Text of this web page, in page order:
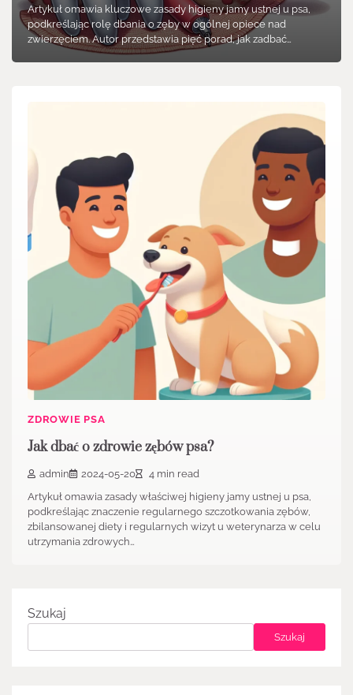
Artykuł omawia kluczowe zasady higieny jamy ustnej u psa,
podkreślając rolę dbania o zęby w ogólnej opiece nad
zwierzęciem. Autor przedstawia pięć porad, jak zadbać…
ZDROWIE PSA
Jak dbać o zdrowie zębów psa?
admin 2024-05-20
4 min read
Artykuł omawia zasady właściwej higieny jamy ustnej u psa,
podkreślając znaczenie regularnego szczotkowania zębów,
zbilansowanej diety i regularnych wizyt u weterynarza w celu
utrzymania zdrowych…
Szukaj
Szukaj